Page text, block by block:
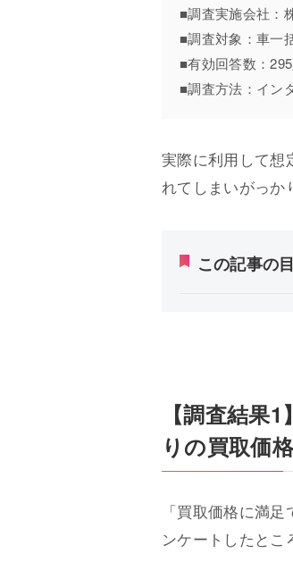
■調査実施会社：
■調査対象：車一
■有効回答数：295
■調査方法：イン
実際に利用して想
れてしまいがっか
この記事の
【調査結果
りの買取価
「買取価格に満
ンケートしたとこ